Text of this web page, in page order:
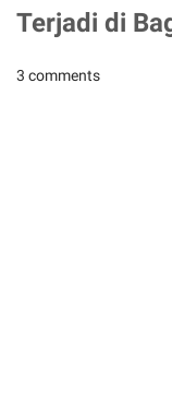
Terjadi di
3 comments